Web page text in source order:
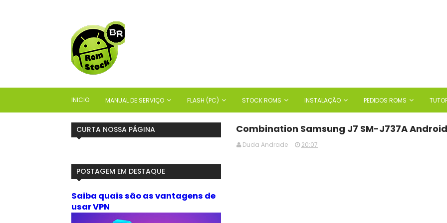
INICIO MANUAL DE SERVIÇO FLASH (PC) STOCK ROMS INSTALAÇÃO PEDIDOS ROMS
Combination Samsung J7 SM-J737A
Duda Andrade 20:07
CURTA NOSSA PÁGINA
POSTAGEM EM DESTAQUE
Saiba quais são as vantagens de
usar VPN